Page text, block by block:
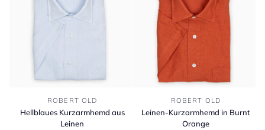
Hellblaues
Kurzarmhemd
ROBERT OLD
Hellblaues Kurzarmhemd aus
Leinen
Kurzarmhemd
ROBERT OLD
Leinen-Kurzarmhemd in Burnt
Orange